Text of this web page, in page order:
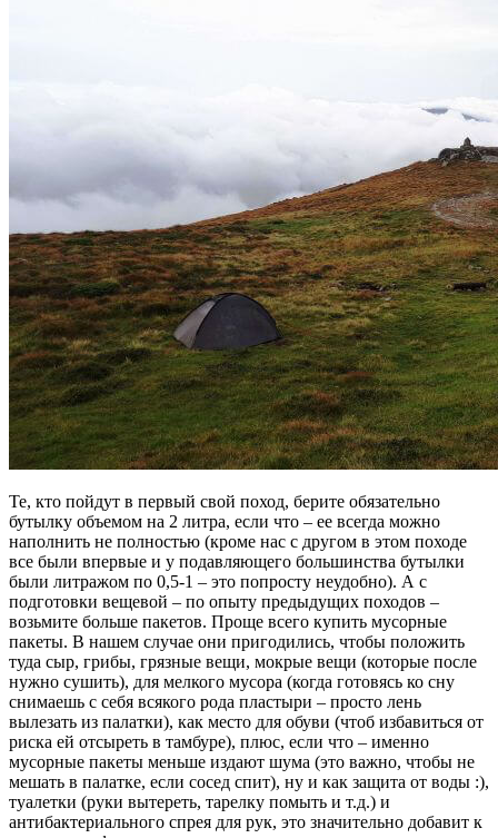
Те, кто пойдут в первый свой поход, берите обязательно
бутылку объемом на 2 литра, если что – ее всегда можно
наполнить не полностью (кроме нас с другом в этом походе
все были впервые и у подавляющего большинства бутылки
были литражом по 0,5-1 – это попросту неудобно). А с
подготовки вещевой – по опыту предыдущих походов –
возьмите больше пакетов. Проще всего купить мусорные
пакеты. В нашем случае они пригодились, чтобы положить
туда сыр, грибы, грязные вещи, мокрые вещи (которые после
нужно сушить), для мелкого мусора (когда готовясь ко сну
снимаешь с себя всякого рода пластыри – просто лень
вылезать из палатки), как место для обуви (чтоб избавиться от
риска ей отсыреть в тамбуре), плюс, если что – именно
мусорные пакеты меньше издают шума (это важно, чтобы не
мешать в палатке, если сосед спит), ну и как защита от воды :),
туалетки (руки вытереть, тарелку помыть и т.д.) и
антибактериального спрея для рук, это значительно добавит к